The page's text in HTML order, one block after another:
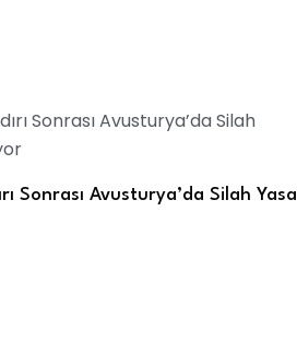
Sonrası Avusturya’da Silah